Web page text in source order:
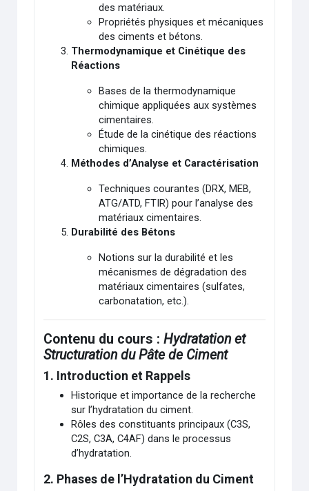
des matériaux.
Propriétés physiques et mécaniques
des ciments et bétons.
Thermodynamique et Cinétique des
Réactions
Bases de la thermodynamique
chimique appliquées aux systèmes
cimentaires.
Étude de la cinétique des réactions
chimiques.
Méthodes d’Analyse et Caractérisation
Techniques courantes (DRX, MEB,
ATG/ATD, FTIR) pour l’analyse des
matériaux cimentaires.
Durabilité des Bétons
Notions sur la durabilité et les
mécanismes de dégradation des
matériaux cimentaires (sulfates,
carbonatation, etc.).
Contenu du cours :Hydratation et
Structuration du Pâte de Ciment
1. Introduction et Rappels
Historique et importance de la recherche
sur l’hydratation du ciment.
Rôles des constituants principaux (C3S,
C2S, C3A, C4AF) dans le processus
d’hydratation.
2. Phases de l’Hydratation du Ciment